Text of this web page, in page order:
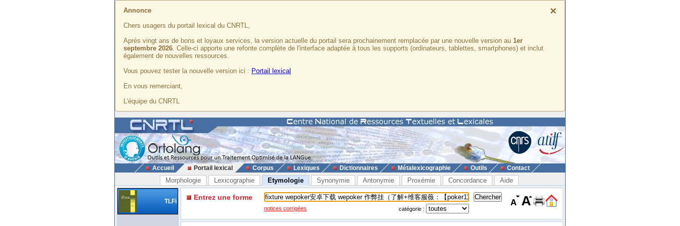
×
Annonce
Chers usagers du portail lexical du CNRTL,
Après vingt ans de bons et loyaux services, la version actuelle du portail sera prochainement remplacée par une nouvelle version au 1er
septembre 2026. Celle-ci apporte une refonte complète de l'interface adaptée à tous les supports (ordinateurs, tablettes, smartphones) et inclut
également de nouvelles ressources.
Vous pouvez tester la nouvelle version ici : Portail lexical
En vous remerciant,
L'équipe du CNRTL
Accueil Portail lexical Corpus Lexiques Dictionnaires Métalexicographie Outils Contact
Morphologie Lexicographie Etymologie Synonymie Antonymie Proxémie Concordance Aide
TLFi Entrez une forme
notices corrigées catégorie :